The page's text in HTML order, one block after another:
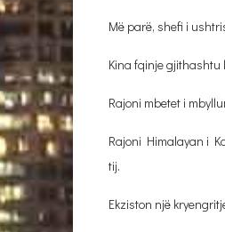
Më parë, shefi i
Kina fqinje gjithashtu
Rajoni mbetet i
Rajoni Himalayan i
tij.
Ekziston një